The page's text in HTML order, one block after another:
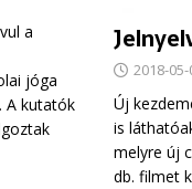
a
jóga
A kutatók
2018-05-
Új
is
melyre új
db. filmet